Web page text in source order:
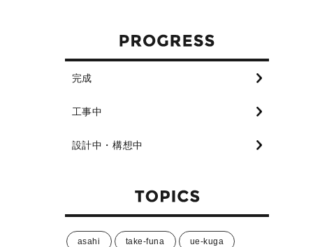
完成
工事中
設計中・構想中
asahi take-funa ue-kuga